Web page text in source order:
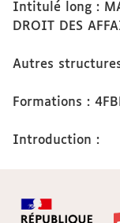
Intitulé long :
DROIT DES
Autres
Formations :
Introduction :